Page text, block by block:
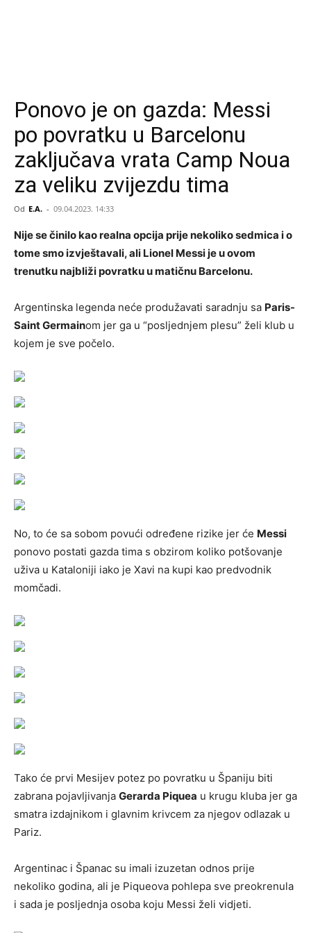
Ponovo je on gazda: Messi
po povratku u Barcelonu
zaključava vrata Camp Noua
za veliku zvijezdu tima
Od E.A. - 09.04.2023. 14:33
Nije se činilo kao realna opcija prije nekoliko sedmica i o
tome smo izvještavali, ali Lionel Messi je u ovom
trenutku najbliži povratku u matičnu Barcelonu.
Argentinska legenda neće produžavati saradnju sa Paris-
Saint Germainom jer ga u “posljednjem plesu” želi klub u
kojem je sve počelo.
No, to će sa sobom povući određene rizike jer će Messi
ponovo postati gazda tima s obzirom koliko potšovanje
uživa u Kataloniji iako je Xavi na kupi kao predvodnik
momčadi.
Tako će prvi Mesijev potez po povratku u Španiju biti
zabrana pojavljivanja Gerarda Piquea u krugu kluba jer ga
smatra izdajnikom i glavnim krivcem za njegov odlazak u
Pariz.
Argentinac i Španac su imali izuzetan odnos prije
nekoliko godina, ali je Piqueova pohlepa sve preokrenula
i sada je posljednja osoba koju Messi želi vidjeti.